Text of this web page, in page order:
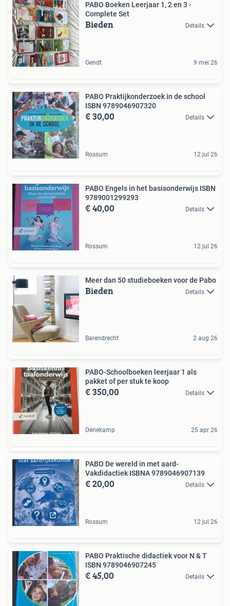
PABO Boeken Leerjaar 1, 2 en 3 -
Complete Set
Bieden Details
Gendt 9 mei 26
PABO Praktijkonderzoek in de school
ISBN 9789046907320
€ 30,00 Details
Rossum 12 jul 26
PABO Engels in het basisonderwijs ISBN
9789001299293
€ 40,00 Details
Rossum 12 jul 26
Meer dan 50 studieboeken voor de Pabo
Bieden Details
Barendrecht 2 aug 26
PABO-Schoolboeken leerjaar 1 als
pakket of per stuk te koop
€ 350,00 Details
Denekamp 25 apr 26
PABO De wereld in met aard-
Vakdidactiek ISBNA 9789046907139
€ 20,00 Details
Rossum 12 jul 26
PABO Praktische didactiek voor N & T
ISBN 9789046907245
€ 45,00 Details